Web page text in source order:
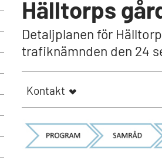
Hälltorps
Detaljplanen för
trafiknämnden den 24
Kontakt